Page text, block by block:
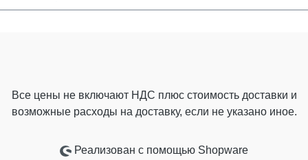
Все цены не включают НДС плюс стоимость доставки и
возможные расходы на доставку, если не указано иное.
Реализован с помощью Shopware